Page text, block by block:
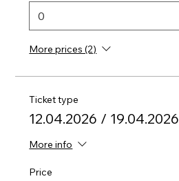
More prices (2)
Ticket type
12.04.2026 / 19.04.2026
More info
Price